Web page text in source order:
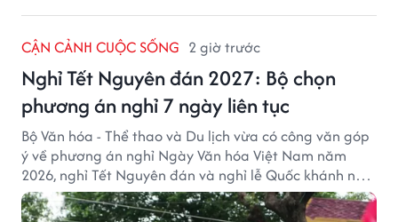
CẬN CẢNH CUỘC SỐNG 2 giờ trước
Nghỉ Tết Nguyên đán 2027: Bộ chọn
phương án nghỉ 7 ngày liên tục
Bộ Văn hóa - Thể thao và Du lịch vừa có công văn góp
ý về phương án nghỉ Ngày Văn hóa Việt Nam năm
2026, nghỉ Tết Nguyên đán và nghỉ lễ Quốc khánh năm
2027.